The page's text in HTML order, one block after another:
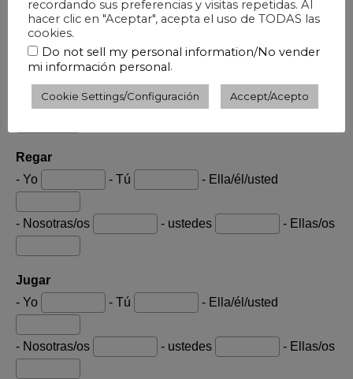
recordando sus preferencias y visitas repetidas. Al
hacer clic en "Aceptar", acepta el uso de TODAS las
cookies.
Do not sell my personal information/No vender
mi información personal.
Cookie Settings/Configuración Accept/Acepto